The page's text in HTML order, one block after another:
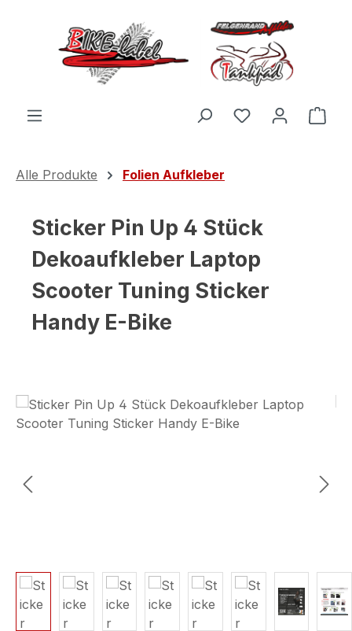
Zum Hauptinhalt springen
Du hast 0
Alle Produkte Folien Aufkleber
Sticker Pin Up 4 Stück
Dekoaufkleber Laptop
Scooter Tuning Sticker
Handy E-Bike
Bildergalerie überspringen